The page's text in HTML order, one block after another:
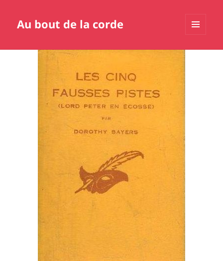
Au bout de la corde